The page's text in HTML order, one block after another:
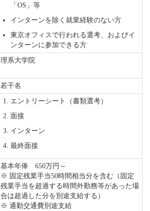
「OS」等
インターンを除く就業経験のない方
東京オフィスで行われる選考、およびイ
ンターンに参加できる方
理系大学院
若干名
エントリーシート（書類選考）
面接
インターン
最終面接
基本年俸 650万円～
※ 固定残業手当50時間相当分を含む（固定
残業手当を超過する時間外勤務等があった場
合は超過した分を別途支給する）
※ 通勤交通費別途支給